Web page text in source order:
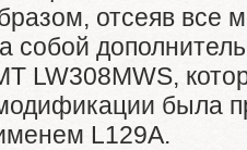
отсеяв все
собой
LW308MWS,
была
L129A.